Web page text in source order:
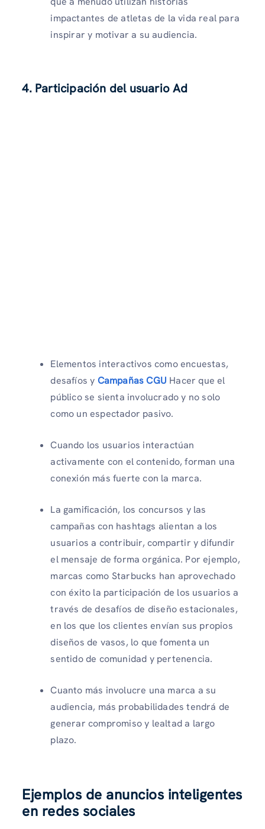
impactantes de atletas de la vida real para
inspirar y motivar a su audiencia.
4. Participación del usuario Ad
Elementos interactivos como encuestas,
desafíos y Campañas CGU Hacer que el
público se sienta involucrado y no solo
como un espectador pasivo.
Cuando los usuarios interactúan
activamente con el contenido, forman una
conexión más fuerte con la marca.
La gamificación, los concursos y las
campañas con hashtags alientan a los
usuarios a contribuir, compartir y difundir
el mensaje de forma orgánica. Por ejemplo,
marcas como Starbucks han aprovechado
con éxito la participación de los usuarios a
través de desafíos de diseño estacionales,
en los que los clientes envían sus propios
diseños de vasos, lo que fomenta un
sentido de comunidad y pertenencia.
Cuanto más involucre una marca a su
audiencia, más probabilidades tendrá de
generar compromiso y lealtad a largo
plazo.
Ejemplos de anuncios inteligentes
en redes sociales